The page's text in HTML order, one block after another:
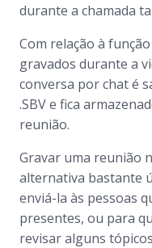
durante a chamada
Com relação à função
gravados durante a
conversa por chat é
.SBV e fica
reunião.
Gravar uma reunião
alternativa bastante
enviá-la às pessoas
presentes, ou para
revisar alguns